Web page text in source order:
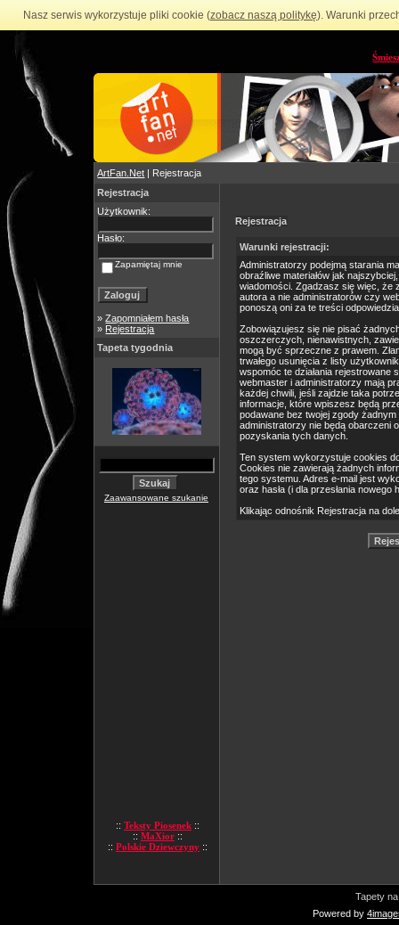
Nasz serwis wykorzystuje pliki cookie (zobacz naszą politykę). Warunki
ArtFan.Net | Rejestracja
Rejestracja
Użytkownik:
Hasło:
Zapamiętaj mnie
»Zapomniałem hasła
» Rejestracja
Tapeta tygodnia
Zaawansowane szukanie
:: Teksty Piosenek ::
:: MaXior ::
:: Polskie Dziewczyny ::
Rejestracja
Warunki rejestracji:
Administratorzy podejmą starania
obraźliwe materiałów jak
wiadomości. Zgadzasz się więc, że
autora a nie administratorów czy
ponoszą oni za te treści
Zobowiązujesz się nie pisać
oszczerczych, nienawistnych,
mogą być sprzeczne z prawem.
trwałego usunięcia z listy
wspomóc te działania
webmaster i administratorzy mają
każdej chwili, jeśli zajdzie taka
informacje, które wpiszesz będą
podawane bez twojej zgody
administratorzy nie będą obarczeni
pozyskania tych danych.
Ten system wykorzystuje cookies
Cookies nie zawierają żadnych
tego systemu. Adres e-mail jest
oraz hasła (i dla przesłania nowego
Klikając odnośnik Rejestracja na
Tapety
Powered by